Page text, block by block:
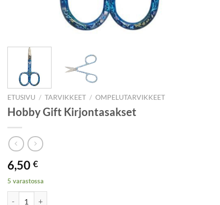
ETUSIVU / TARVIKKEET / OMPELUTARVIKKEET
Hobby Gift Kirjontasakset
6,50 €
5 varastossa